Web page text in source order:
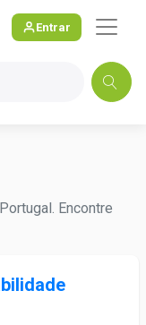
Entrar
Encontre